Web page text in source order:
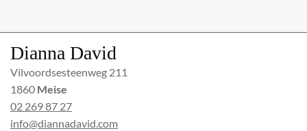
Dianna David
Vilvoordsesteenweg 211
1860 Meise
02 269 87 27
info@diannadavid.com